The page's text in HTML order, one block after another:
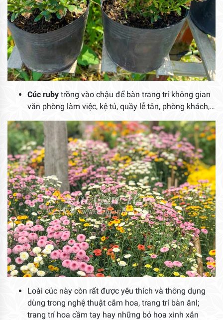
Cúc ruby trồng vào chậu để bàn trang trí không gian
văn phòng làm việc, kệ tủ, quầy lễ tân, phòng khách,…
Loài cúc này còn rất được yêu thích và thông dụng
dùng trong nghệ thuật cắm hoa, trang trí bàn ănl;
trang trí hoa cầm tay hay những bó hoa xinh xắn